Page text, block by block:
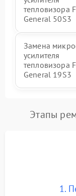
тепловизора
General 50S3
Замена
усилителя
тепловизора
General 19S3
Этапы
1.